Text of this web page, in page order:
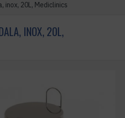
inox, 20L, Mediclinics
INOX, 20L,